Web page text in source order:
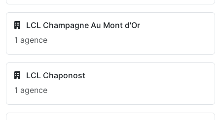
LCL Champagne Au Mont d'Or
1 agence
LCL Chaponost
1 agence